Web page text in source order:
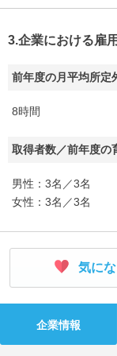
3.企業における雇
前年度の月平均所定
8時間
取得者数／前年度の
男性：3名／3名
女性：3名／3名
気に
企業情報